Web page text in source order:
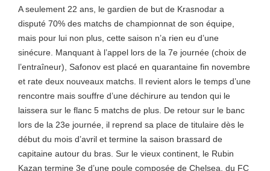
A seulement 22 ans, le gardien de but de Krasnodar a
disputé 70% des matchs de championnat de son équipe,
mais pour lui non plus, cette saison n’a rien eu d’une
sinécure. Manquant à l’appel lors de la 7e journée (choix de
l’entraîneur), Safonov est placé en quarantaine fin novembre
et rate deux nouveaux matchs. Il revient alors le temps d’une
rencontre mais souffre d’une déchirure au tendon qui le
laissera sur le flanc 5 matchs de plus. De retour sur le banc
lors de la 23e journée, il reprend sa place de titulaire dès le
début du mois d’avril et termine la saison brassard de
capitaine autour du bras. Sur le vieux continent, le Rubin
Kazan termine 3e d’une poule composée de Chelsea, du FC